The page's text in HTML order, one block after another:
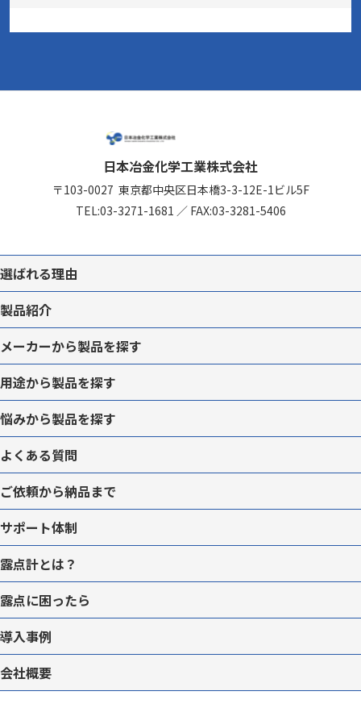
日本冶金化学工業株式会社
〒103-0027 東京都中央区日本橋3-3-12E-1ビル5F
TEL:03-3271-1681 ／ FAX:03-3281-5406
選ばれる理由
製品紹介
メーカーから製品を探す
用途から製品を探す
悩みから製品を探す
よくある質問
ご依頼から納品まで
サポート体制
露点計とは？
露点に困ったら
導入事例
会社概要